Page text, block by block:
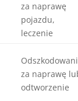
za naprawę
pojazdu,
leczenie
za naprawę
odtworzenie